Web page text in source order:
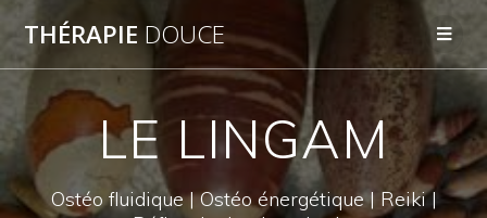
THÉRAPIE DOUCE
LE LINGAM
Ostéo fluidique | Ostéo énergétique | Reiki |